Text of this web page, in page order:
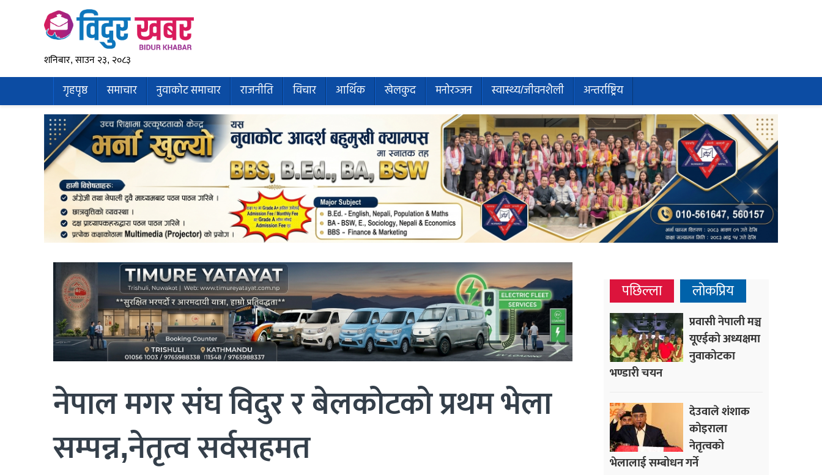
शनिबार, साउन २३, २०८३
गृहपृष्ठ समाचार नुवाकोट समाचार राजनीति विचार आर्थिक खेलकुद मनोरञ्जन स्वास्थ्य/जीवनशैली अन्तर्राष्ट्रिय
नेपाल मगर संघ विदुर र बेलकोटको प्रथम भेला
सम्पन्न,नेतृत्व सर्वसहमत
पछिल्ला लोकप्रिय
प्रवासी नेपाली मञ्च
यूएईको अध्यक्षमा
नुवाकोटका
भण्डारी चयन
देउवाले शंशाक
कोइराला
नेतृत्वको
भेलालाई सम्बोधन गर्ने